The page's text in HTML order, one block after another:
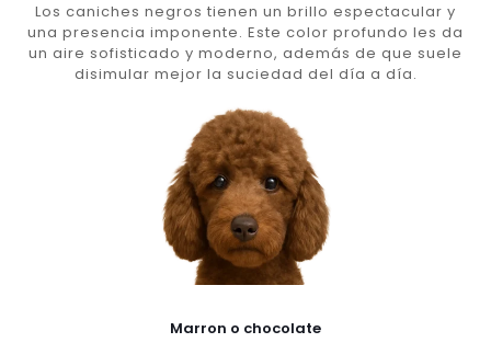
Los caniches negros tienen un brillo espectacular y
una presencia imponente. Este color profundo les da
un aire sofisticado y moderno, además de que suele
disimular mejor la suciedad del día a día.
Marron o chocolate